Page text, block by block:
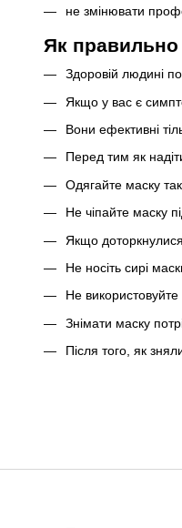
не змінювати
Як правильно
Здоровій людині
Якщо у вас є
Вони ефективні
Перед тим як
Одягайте маску
Не чіпайте маску
Якщо
Не носіть сирі
Не
Знімати маску
Після того, як